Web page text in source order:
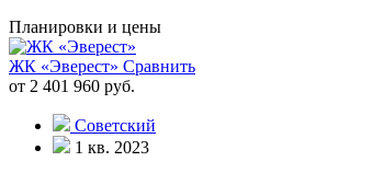
Планировки и цены
ЖК «Эверест» Сравнить
от 2 401 960 руб.
Советский
1 кв. 2023